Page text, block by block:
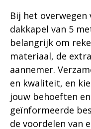
Bij het overwegen
dakkapel van 5
belangrijk om
materiaal, de
aannemer.
en kwaliteit, en
jouw behoeften
geïnformeerde
de voordelen van